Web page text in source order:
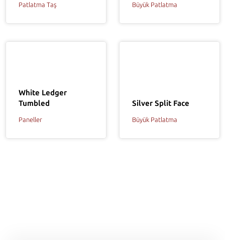
Patlatma Taş Büyük Patlatma
White Ledger
Tumbled
Paneller
Silver Split Face
Büyük Patlatma